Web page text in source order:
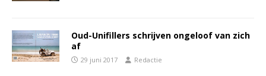
Oud-Unifillers schrijven ongeloof van zich
af
29 juni 2017 Redactie